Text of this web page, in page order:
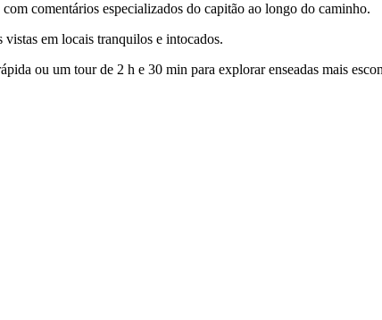
comentários especializados do capitão ao longo do caminho.
em locais tranquilos e intocados.
ou um tour de 2 h e 30 min para explorar enseadas mais